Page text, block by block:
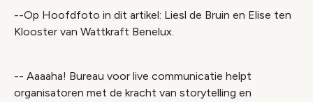
--Op Hoofdfoto in dit artikel: Liesl de Bruin en Elise ten
Klooster van Wattkraft Benelux.
-- Aaaaha! Bureau voor live communicatie helpt
organisatoren met de kracht van storytelling en